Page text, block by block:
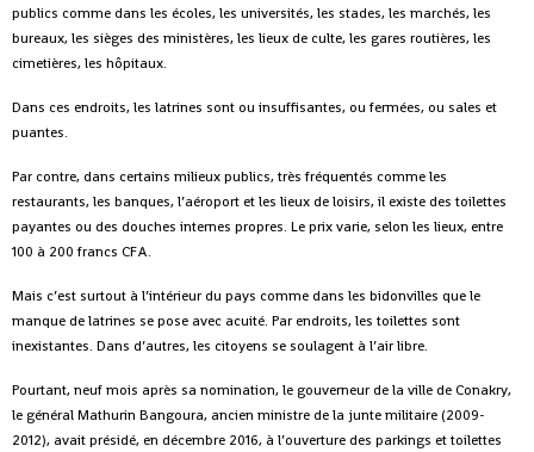
publics comme dans les écoles, les universités, les stades, les marchés, les
bureaux, les sièges des ministères, les lieux de culte, les gares routières, les
cimetières, les hôpitaux.
Dans ces endroits, les latrines sont ou insuffisantes, ou fermées, ou sales et
puantes.
Par contre, dans certains milieux publics, très fréquentés comme les
restaurants, les banques, l’aéroport et les lieux de loisirs, il existe des toilettes
payantes ou des douches internes propres. Le prix varie, selon les lieux, entre
100 à 200 francs CFA.
Mais c’est surtout à l’intérieur du pays comme dans les bidonvilles que le
manque de latrines se pose avec acuité. Par endroits, les toilettes sont
inexistantes. Dans d’autres, les citoyens se soulagent à l’air libre.
Pourtant, neuf mois après sa nomination, le gouverneur de la ville de Conakry,
le général Mathurin Bangoura, ancien ministre de la junte militaire (2009-
2012), avait présidé, en décembre 2016, à l’ouverture des parkings et toilettes